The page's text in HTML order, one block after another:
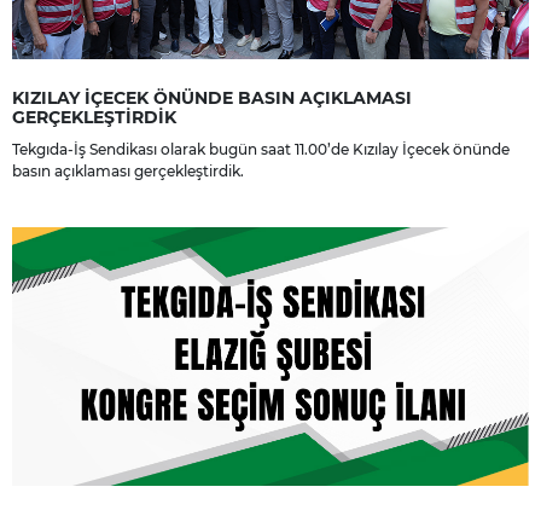
KIZILAY İÇECEK ÖNÜNDE BASIN AÇIKLAMASI
GERÇEKLEŞTİRDİK
Tekgıda-İş Sendikası olarak bugün saat 11.00’de Kızılay İçecek önünde
basın açıklaması gerçekleştirdik.